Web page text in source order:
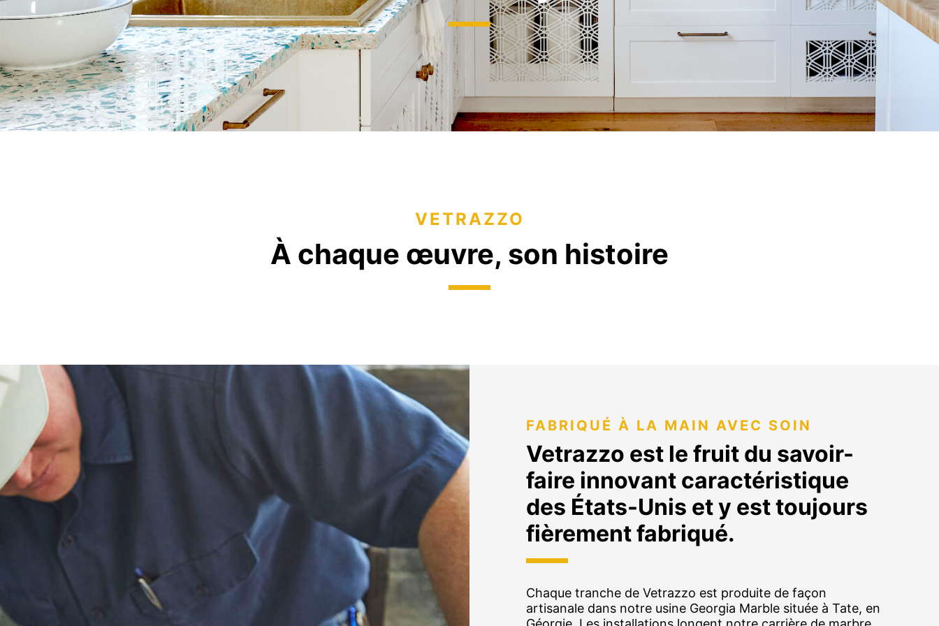
Développement durable
Georgia Marble Company
North Carolina Granite Corporation
Monuments historiques
Projets sur mesure
Marches massives et marches
Murets et couronnements
Textures numériques pour
tranches complètes
Maquettes numériques
Échantillons numériques
Tableaux d’ambiance
VETRAZZO
À chaque œuvre, son histoire
FABRIQUÉ À LA MAIN AVEC SOIN
Vetrazzo est le fruit du savoir-
faire innovant caractéristique
des États-Unis et y est toujours
fièrement fabriqué.
Chaque tranche de Vetrazzo est produite de façon
artisanale dans notre usine Georgia Marble située à Tate, en